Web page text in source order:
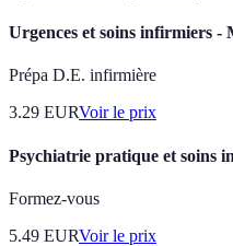
Urgences et soins infirmiers -
Prépa D.E. infirmière
3.29 EURVoir le prix
Psychiatrie pratique et soins
Formez-vous
5.49 EURVoir le prix